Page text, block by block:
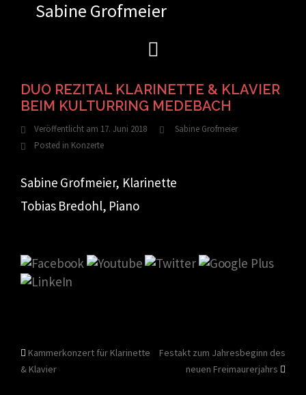
Sabine Grofmeier
DUO REZITAL KLARINETTE & KLAVIER
BEIM KULTURRING MEDEBACH
Veröffentlicht am 17. Juni 2018
Sabine Grofmeier
Posted in Konzerte
Sabine Grofmeier, Klarinette
Tobias Bredohl, Piano
Beitragsnavigation
Kammerkonzert für Klarinette
& Klavier
Festakt zum Jahresbeginn des
neuen Freimaurerjahrs